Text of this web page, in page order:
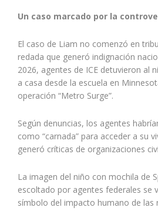
Un caso marcado por la
El caso de Liam no comenzó en
redada que generó indignación
2026, agentes de ICE detuvieron al
a casa desde la escuela en
operación “Metro Surge”.
Según denuncias, los agentes
como “carnada” para acceder a su
generó críticas de organizaciones
La imagen del niño con mochila de
escoltado por agentes federales se
símbolo del impacto humano de las